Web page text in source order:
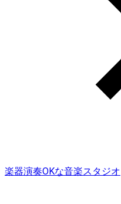
楽器演奏OKな音楽スタジオ